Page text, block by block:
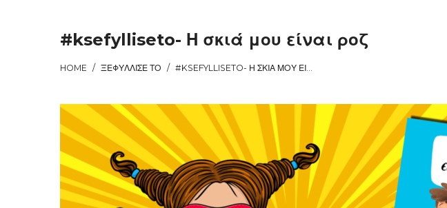
#ksefylliseto- Η σκιά μου είναι ροζ
HOME / ΞΕΦΎΛΛΙΣΕ ΤΟ / #KSEFYLLISETO- Η ΣΚΙΆ ΜΟΥ ΕΊΝΑΙ ΡΟΖ